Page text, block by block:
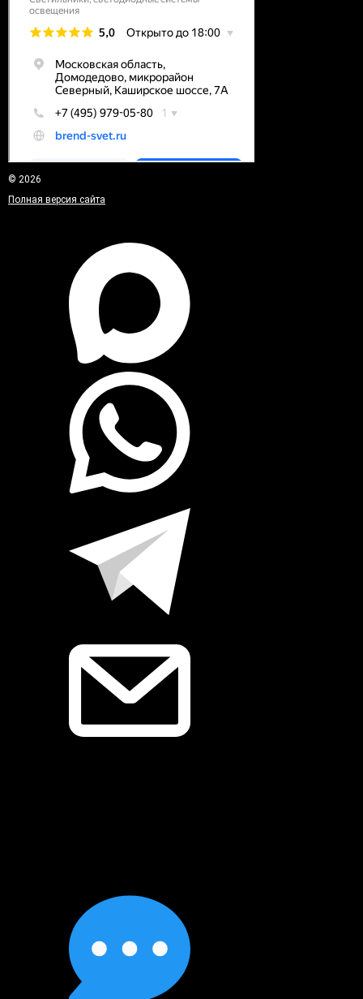
© 2026
Полная версия сайта